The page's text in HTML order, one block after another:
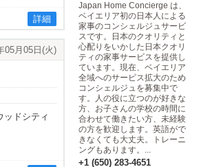
詳細
05月05日(火)
ッドシティ
Japan Home Concierge は、
ベイエリア初の日本人による
家事のコンシェルジュサービ
スです。日本のクオリティと
心配りをいかした日本クオリ
ティの家事サービスを提供し
ています。現在、ベイエリア
全域へのサービス拡大のため
コンシェルジュを募集中で
す。人の役に立つのが好きな
方、お子さんの学校の時間に
合わせて働きたい方、未経験
の方を歓迎します。英語がで
きなくても大丈夫。トレーニ
ングもあります。...
+1 (650) 283-4651